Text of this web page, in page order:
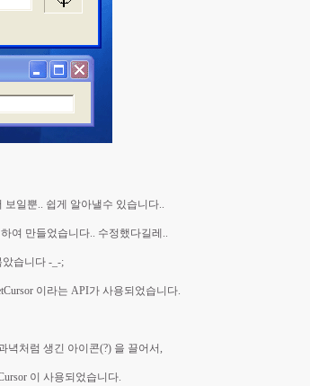
일뿐.. 쉽게 알아낼수 있습니다..
여 만들었습니다.. 수정했다길레..
습니다 -_-;
이라는 API가 사용되었습니다.
녁처럼 생긴 아이콘(?) 을 끌어서,
이 사용되었습니다.